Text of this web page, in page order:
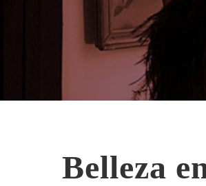
Belleza